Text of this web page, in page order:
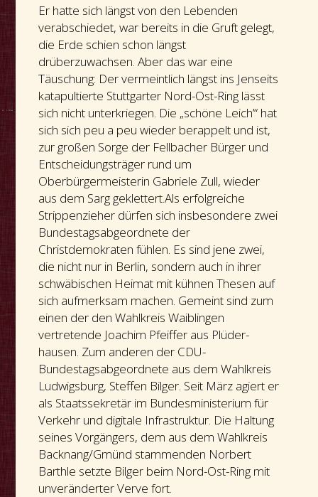
Er hatte sich längst von den Lebenden
verabschiedet, war bereits in die Gruft gelegt,
die Erde schien schon längst
drüberzuwachsen. Aber das war eine
Täuschung: Der vermeintlich längst ins Jenseits
katapultierte Stuttgarter Nord-Ost-Ring lässt
sich nicht unterkriegen. Die „schöne Leich’“ hat
sich sich peu a peu wieder berappelt und ist,
zur großen Sorge der Fellbacher Bürger und
Entscheidungsträger rund um
Oberbürgermeisterin Gabriele Zull, wieder
aus dem Sarg geklettert.Als erfolgreiche
Strippenzieher dürfen sich insbesondere zwei
Bundestagsabgeordnete der
Christdemokraten fühlen. Es sind jene zwei,
die nicht nur in Berlin, sondern auch in ihrer
schwäbischen Heimat mit kühnen Thesen auf
sich aufmerksam machen. Gemeint sind zum
einen der den Wahlkreis Waiblingen
vertretende Joachim Pfeiffer aus Plüder-
hausen. Zum anderen der CDU-
Bundestagsabgeordnete aus dem Wahlkreis
Ludwigsburg, Steffen Bilger. Seit März agiert er
als Staatssekretär im Bundesministerium für
Verkehr und digitale Infrastruktur. Die Haltung
seines Vorgängers, dem aus dem Wahlkreis
Backnang/Gmünd stammenden Norbert
Barthle setzte Bilger beim Nord-Ost-Ring mit
unveränderter Verve fort.